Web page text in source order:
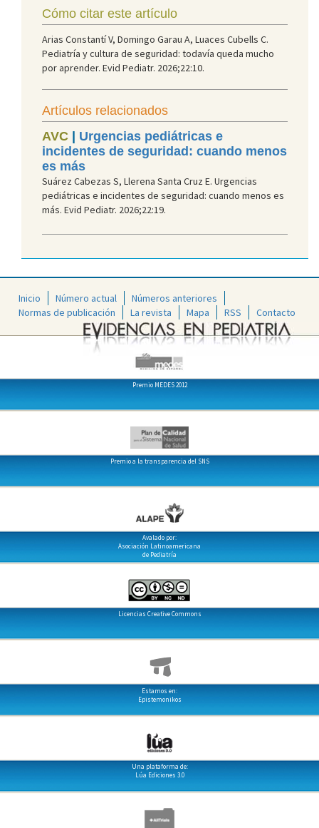
Cómo citar este artículo
Arias Constantí V, Domingo Garau A, Luaces Cubells C.
Pediatría y cultura de seguridad: todavía queda mucho
por aprender. Evid Pediatr. 2026;22:10.
Artículos relacionados
AVC | Urgencias pediátricas e
incidentes de seguridad: cuando menos
es más
Suárez Cabezas S, Llerena Santa Cruz E. Urgencias
pediátricas e incidentes de seguridad: cuando menos es
más. Evid Pediatr. 2026;22:19.
Inicio Número actual
Números anteriores
Normas de publicación
La revista Mapa RSS Contacto
Premio MEDES 2012
Premio a la transparencia del SNS
Avalado por:
Asociación Latinoamericana
de Pediatría
Licencias Creative Commons
Estamos en:
Epistemonikos
Una plataforma de:
Lúa Ediciones 3.0